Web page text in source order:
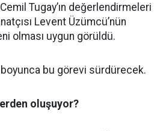
Tugay’ın değerlendirmeleri
Levent Üzümcü’nün
olması uygun görüldü.
boyunca bu görevi sürdürecek.
oluşuyor?